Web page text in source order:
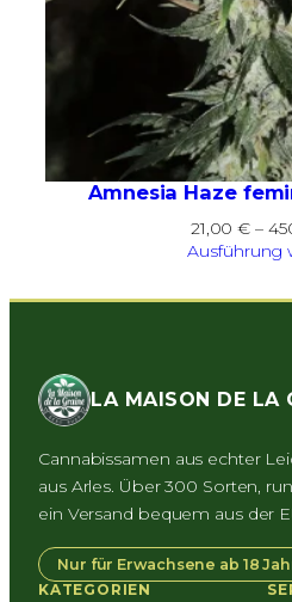
Amnesia Haze
21,00€ –
Ausführung
LA MAISON DE LA
Cannabissamen aus echter
aus Arles. Über 300 Sorten,
ein Versand bequem aus der
Nur für Erwachsene ab 18
KATEGORIEN